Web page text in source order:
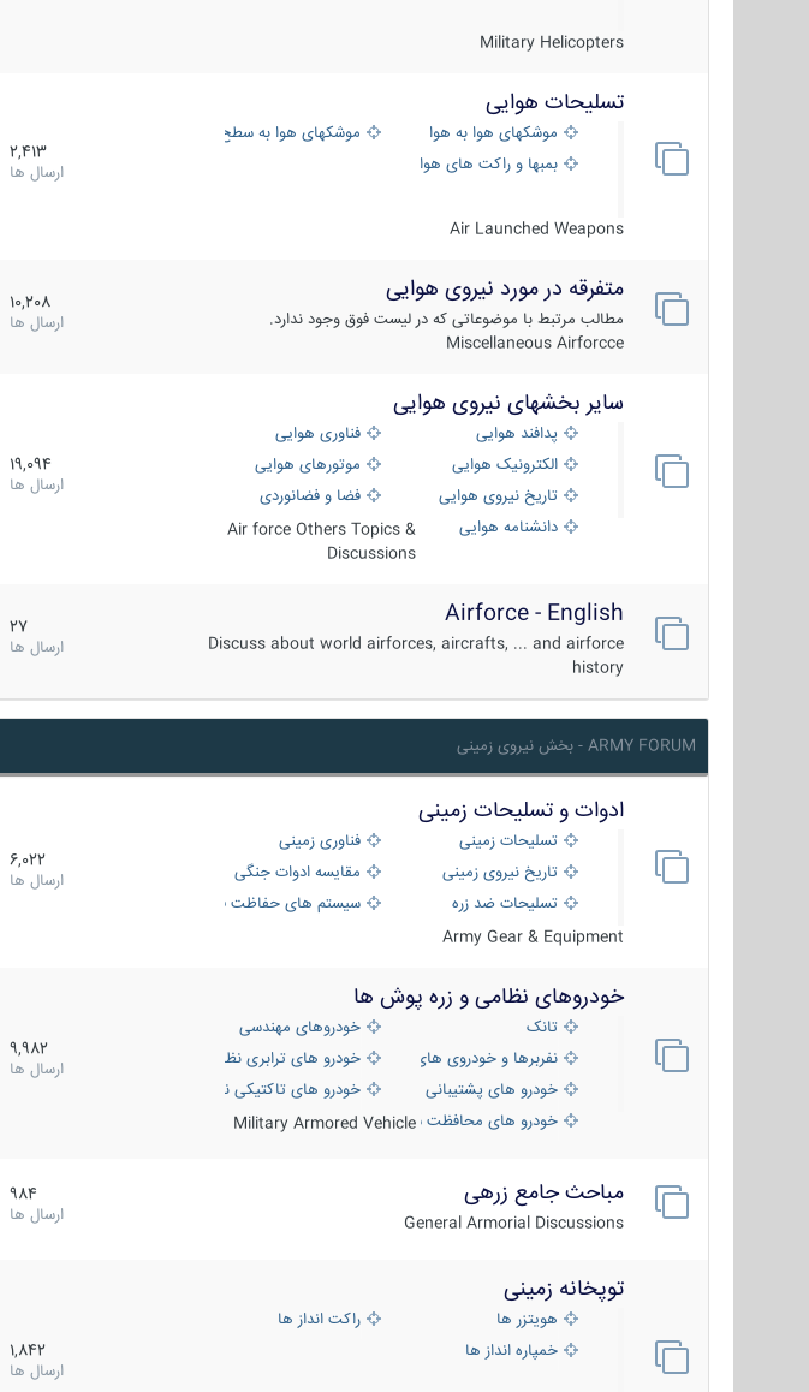
Military Helicopters
تسلیحات هوایی
موشکهای هوا به هوا
موشکهای هوا به سطح
بمبها و راکت های هوایی
Air Launched Weapons
2,413
ارسال ها
متفرقه در مورد نیروی هوایی
مطالب مرتبط با موضوعاتی که در لیست فوق وجود ندارد.
Miscellaneous Airforcce
10,208
ارسال ها
سایر بخشهای نیروی هوایی
پدافند هوایی
فناوری هوایی
الکترونیک هوایی
موتورهای هوایی
تاریخ نیروی هوایی
فضا و فضانوردی
دانشنامه هوایی
Air force Others Topics &
Discussions
19,094
ارسال ها
Airforce - English
Discuss about world airforces, aircrafts, ... and airforce
history
27
ارسال ها
ARMY FORUM - بخش نیروی زمینی
ادوات و تسلیحات زمینی
تسلیحات زمینی
فناوری زمینی
تاریخ نیروی زمینی
مقایسه ادوات جنگی
تسلیحات ضد زره
سیستم های حفاظت فعال
Army Gear & Equipment
6,022
ارسال ها
خودروهای نظامی و زره پوش ها
تانک
خودروهای مهندسی
نفربرها و خودروی های رزمی پیاده نظامخودرو های ترابری نظامی
خودرو های پشتیبانی آتش ، شناسایی و ضد تانک
خودرو های تاکتیکی نظامی
خودرو های محافظت شدهMilitary Armored Vehicle
9,982
ارسال ها
مباحث جامع زرهی
General Armorial Discussions
984
ارسال ها
توپخانه زمینی
هویتزر ها
راکت انداز ها
خمپاره انداز ها
1,842
ارسال ها